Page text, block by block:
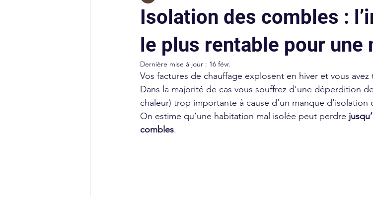
Isolation des combles :
le plus rentable pour une
Dernière mise à jour : 16 févr.
Vos factures de chauffage explosent en hiver et vous
Dans la majorité de cas vous souffrez d'une déperdition
chaleur) trop importante à cause d'un manque d'isolation
On estime qu’une habitation mal isolée peut perdre
combles.